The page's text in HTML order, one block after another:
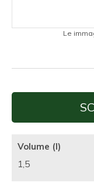
Le
Volume (l)
1,5